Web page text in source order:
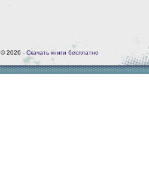
© 2026 - Скачать книги бесплатно